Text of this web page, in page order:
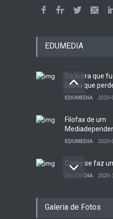
EDUMEDIA
Da burra que
Diana que
EDUMEDIA 2020-
Filofax de um
EDUMEDIA 2020-
Como se faz
EDUMEDIA 2020-
destinatário
Galeria de Fotos